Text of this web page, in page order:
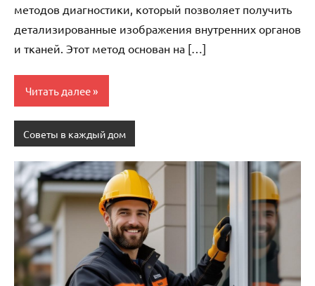
методов диагностики, который позволяет получить
детализированные изображения внутренних органов
и тканей. Этот метод основан на […]
Читать далее
Советы в каждый дом